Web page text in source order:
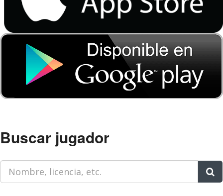
Buscar jugador